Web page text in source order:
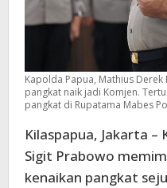
Kapolda Papua, Mathius Derek
pangkat naik jadi Komjen.
pangkat di Rupatama Mabes
Kilaspapua, Jakarta –
Sigit Prabowo
kenaikan pangkat